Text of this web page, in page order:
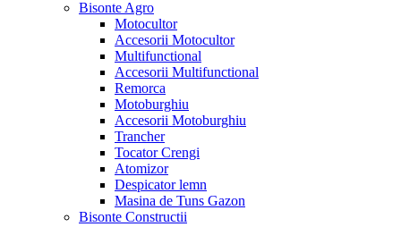
Bisonte Agro
Motocultor
Accesorii Motocultor
Multifunctional
Accesorii Multifunctional
Remorca
Motoburghiu
Accesorii Motoburghiu
Trancher
Tocator Crengi
Atomizor
Despicator lemn
Masina de Tuns Gazon
Bisonte Constructii